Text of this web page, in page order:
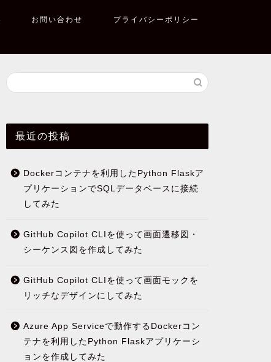
お問い合わせ プライバシーポリシー
最近の投稿
Dockerコンテナを利用したPython Flaskア
プリケーションでSQLデータベースに接続
してみた
GitHub Copilot CLIを使って画面遷移図・
シーケンス図を作成してみた
GitHub Copilot CLIを使って画面モックを
リッチなデザインにしてみた
Azure App Serviceで動作するDockerコン
テナを利用したPython Flaskアプリケーシ
ョンを作成してみた